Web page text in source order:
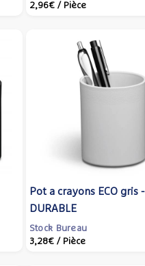
2,96€ / Pièce
Pot a crayons ECO gris -
DURABLE
Stock Bureau
3,28€ / Pièce